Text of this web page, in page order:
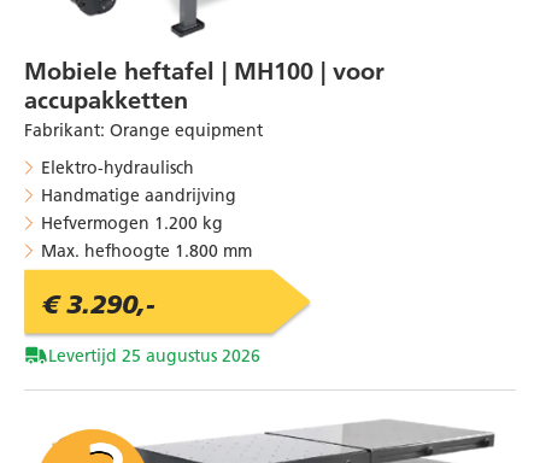
Mobiele heftafel | MH100 | voor
accupakketten
Fabrikant: Orange equipment
Elektro-hydraulisch
Handmatige aandrijving
Hefvermogen 1.200 kg
Max. hefhoogte 1.800 mm
€ 3.290,-
Levertijd 25 augustus 2026